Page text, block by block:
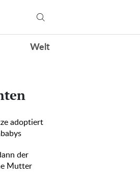
Welt
adoptiert
der
Mutter